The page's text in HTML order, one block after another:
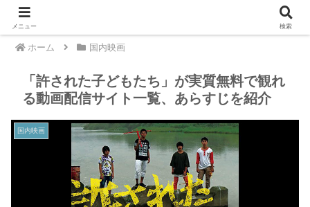
ホーム 国内映画
「許された子どもたち」が実質無料で観れ
る動画配信サイト一覧、あらすじを紹介
国内映画
メニュー 検索